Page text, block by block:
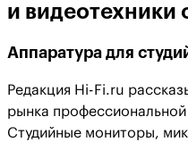
и видеотехники
Аппаратура для
Редакция Hi-Fi.ru
рынка
Студийные мониторы,